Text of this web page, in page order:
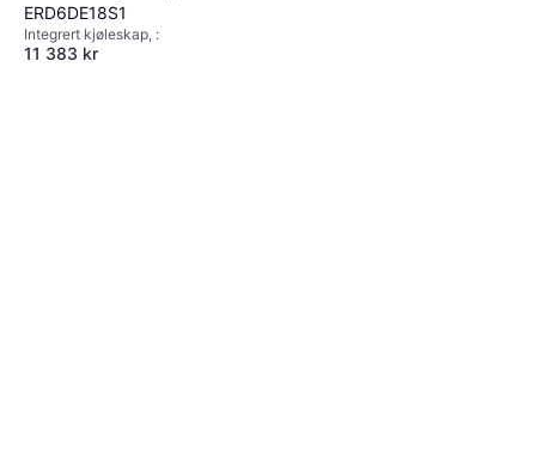
ERD6DE18S1
Integrert kjøleskap, :
11 383 kr